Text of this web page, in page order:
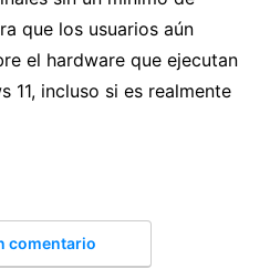
que los usuarios aún
el hardware que ejecutan
11, incluso si es realmente
comentario